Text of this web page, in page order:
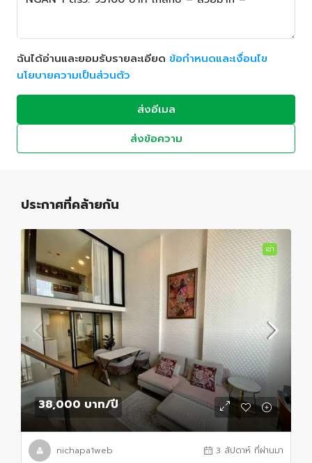
ฉันได้อ่านและยอมรับรายละเอียด ข้อกำหนดและเงื่อนไข
นโยบายความเป็นส่วนตัว
ส่งอีเมล
ส่งข้อความ
ประกาศที่คล้ายกัน
เช่า
38,000 บาท/ปี
nichapa1web 3 สัปดาห์ ที่ผ่านมา